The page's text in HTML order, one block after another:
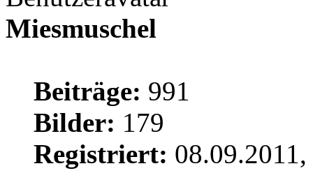
Miesmuschel
Beiträge: 991
Bilder: 179
Registriert: